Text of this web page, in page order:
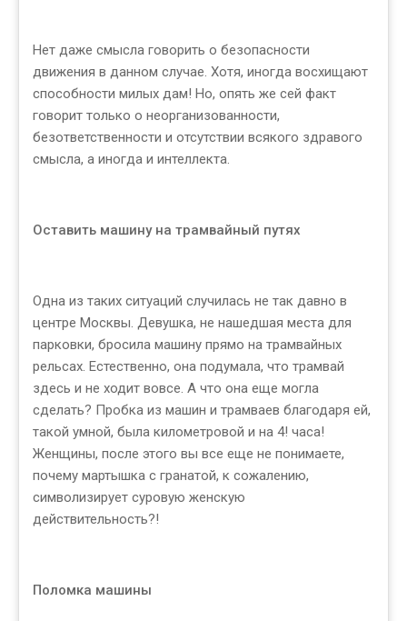
Нет даже смысла говорить о безопасности
движения в данном случае. Хотя, иногда восхищают
способности милых дам! Но, опять же сей факт
говорит только о неорганизованности,
безответственности и отсутствии всякого здравого
смысла, а иногда и интеллекта.
Оставить машину на трамвайный путях
Одна из таких ситуаций случилась не так давно в
центре Москвы. Девушка, не нашедшая места для
парковки, бросила машину прямо на трамвайных
рельсах. Естественно, она подумала, что трамвай
здесь и не ходит вовсе. А что она еще могла
сделать? Пробка из машин и трамваев благодаря ей,
такой умной, была километровой и на 4! часа!
Женщины, после этого вы все еще не понимаете,
почему мартышка с гранатой, к сожалению,
символизирует суровую женскую
действительность?!
Поломка машины